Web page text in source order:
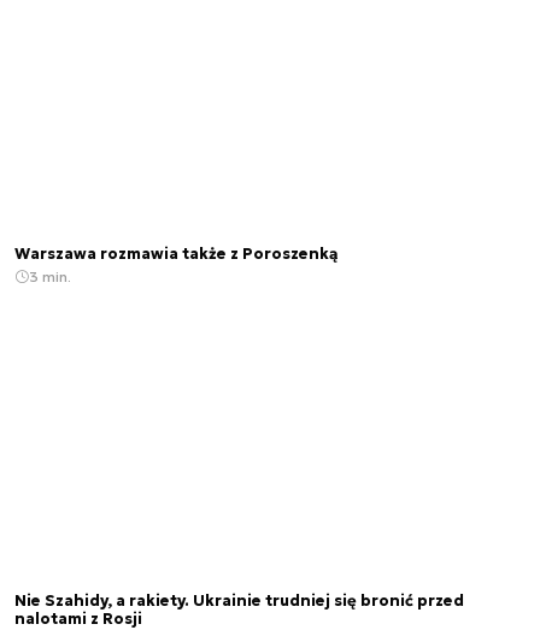
Warszawa rozmawia także z Poroszenką
3 min.
Nie Szahidy, a rakiety. Ukrainie trudniej się bronić przed
nalotami z Rosji